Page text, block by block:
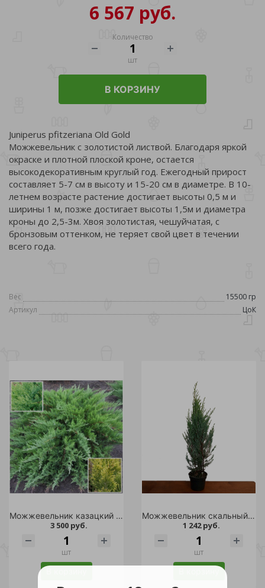
6 567 руб.
Количество
шт
В КОРЗИНУ
Juniperus pfitzeriana Old Gold
Можжевельник с золотистой листвой. Благодаря яркой
окраске и плотной плоской кроне, остается
высокодекоративным круглый год. Ежегодный прирост
составляет 5-7 см в высоту и 15-20 см в диаметре. В 10-
летнем возрасте растение достигает высоты 0,5 м и
ширины 1 м, позже достигает высоты 1,5м и диаметра
кроны до 2,5-3м. Хвоя золотистая, чешуйчатая, с
бронзовым оттенком, не теряет свой цвет в течении
всего года.
Вес
15500 гр
Артикул
ЦоК
Можжевельник казацкий Тамарисцифолия С7,5 25-30 1ш/Juniperus sabina Tamariscifolia
3 500 руб.
шт
Можжевельник скальный Мунглоу С2 1шт/Juniperus scopulorum Moonglow
1 242 руб.
шт